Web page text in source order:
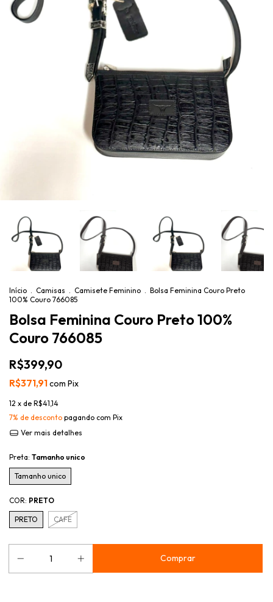
Início . Camisas . Camisete Feminino . Bolsa Feminina Couro Preto
100% Couro 766085
Bolsa Feminina Couro Preto 100%
Couro 766085
R$399,90
R$371,91com Pix
12 x de R$41,14
7% de desconto pagando com Pix
Ver mais detalhes
Preta: Tamanho unico
Tamanho unico
COR: PRETO
PRETO CAFE